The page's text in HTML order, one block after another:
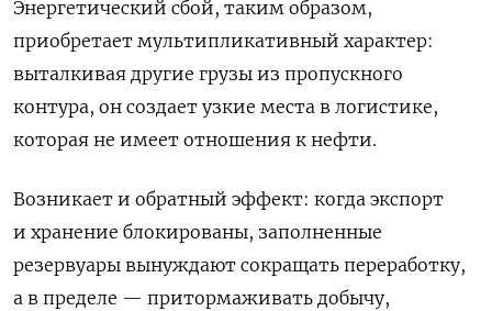
Энергетический сбой, таким образом,
приобретает мультипликативный характер:
выталкивая другие грузы из пропускного
контура, он создает узкие места в логистике,
которая не имеет отношения к нефти.
Возникает и обратный эффект: когда экспорт
и хранение блокированы, заполненные
резервуары вынуждают сокращать переработку,
а в пределе — притормаживать добычу,